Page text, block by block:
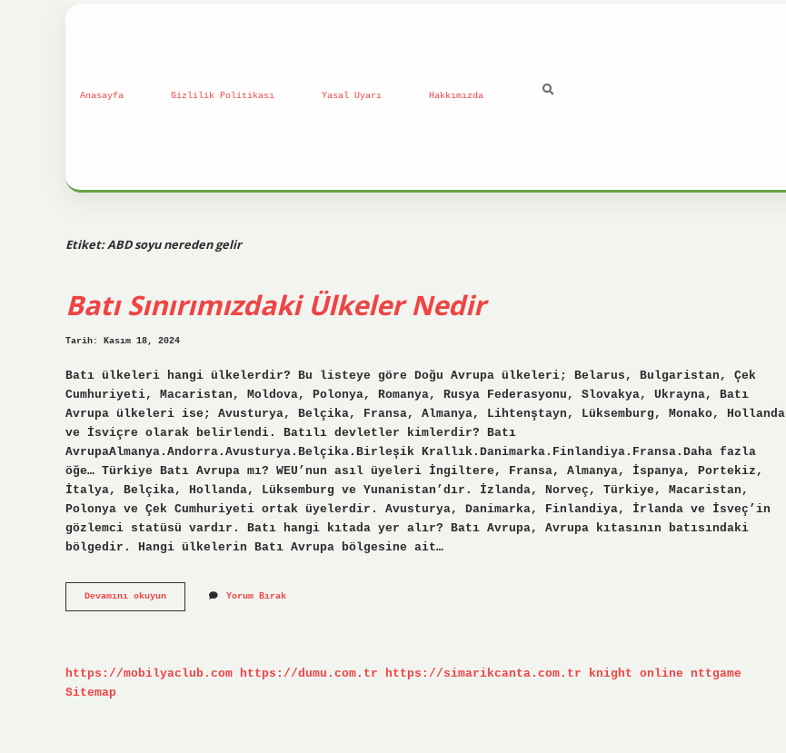
Anasayfa Gizlilik Politikası Yasal Uyarı Hakkımızda
Etiket:ABD soyu nereden gelir
Batı Sınırımızdaki Ülkeler Nedir
Tarih: Kasım 18, 2024
Batı ülkeleri hangi ülkelerdir? Bu listeye göre Doğu Avrupa ülkeleri; Belarus, Bulgaristan, Çek
Cumhuriyeti, Macaristan, Moldova, Polonya, Romanya, Rusya Federasyonu, Slovakya, Ukrayna, Batı
Avrupa ülkeleri ise; Avusturya, Belçika, Fransa, Almanya, Lihtenştayn, Lüksemburg, Monako, Hollanda
ve İsviçre olarak belirlendi. Batılı devletler kimlerdir? Batı
AvrupaAlmanya.Andorra.Avusturya.Belçika.Birleşik Krallık.Danimarka.Finlandiya.Fransa.Daha fazla
öğe… Türkiye Batı Avrupa mı? WEU’nun asıl üyeleri İngiltere, Fransa, Almanya, İspanya, Portekiz,
İtalya, Belçika, Hollanda, Lüksemburg ve Yunanistan’dır. İzlanda, Norveç, Türkiye, Macaristan,
Polonya ve Çek Cumhuriyeti ortak üyelerdir. Avusturya, Danimarka, Finlandiya, İrlanda ve İsveç’in
gözlemci statüsü vardır. Batı hangi kıtada yer alır? Batı Avrupa, Avrupa kıtasının batısındaki
bölgedir. Hangi ülkelerin Batı Avrupa bölgesine ait…
Devamını okuyunBatı
Sınırımızdaki
Yorum Bırak
https://mobilyaclub.com https://dumu.com.tr https://simarikcanta.com.tr knight online
nttgame
Sitemap